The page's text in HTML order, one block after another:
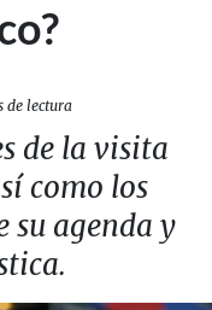
de lectura
de la visita
como los
su agenda y